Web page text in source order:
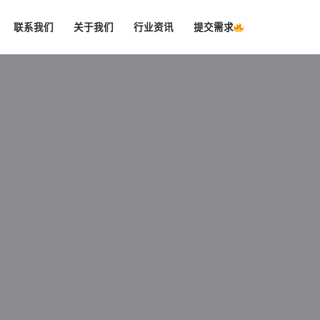
联系我们 关于我们 行业资讯 提交需求